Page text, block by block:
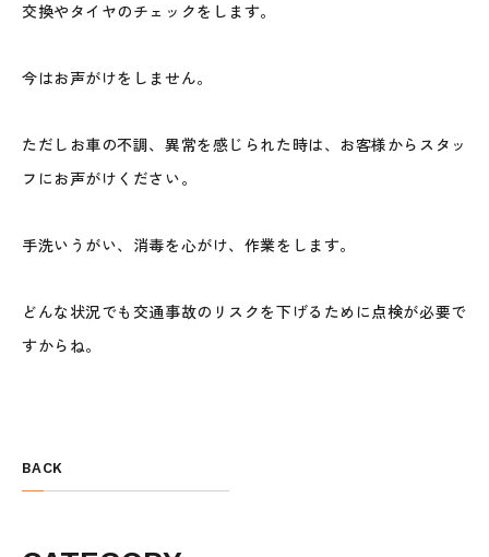
交換やタイヤのチェックをします。
今はお声がけをしません。
ただしお車の不調、異常を感じられた時は、お客様からスタッ
フにお声がけください。
手洗いうがい、消毒を心がけ、作業をします。
どんな状況でも交通事故のリスクを下げるために点検が必要で
すからね。
BACK